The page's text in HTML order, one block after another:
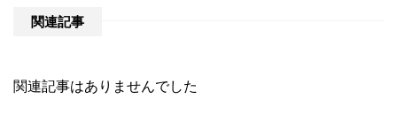
関連記事
関連記事はありませんでした